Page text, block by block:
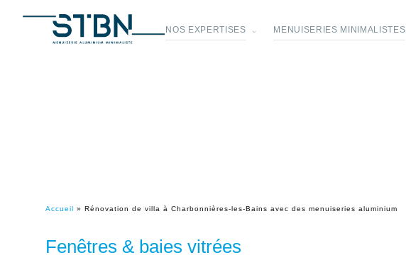
NOS EXPERTISES MENUISERIES MINIMALISTES
Accueil » Rénovation de villa à Charbonnières-les-Bains avec des menuiseries aluminium
Fenêtres & baies vitrées